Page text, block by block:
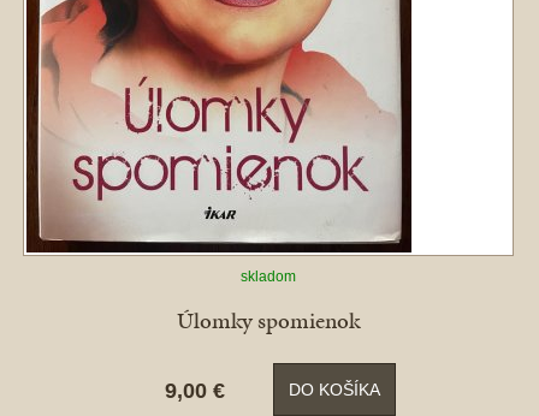
skladom
Úlomky spomienok
9,00 € DO KOŠÍKA